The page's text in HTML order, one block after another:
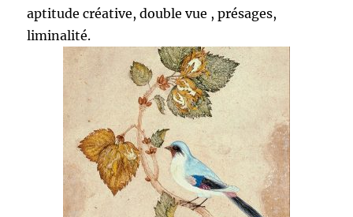
aptitude créative, double vue , présages,
liminalité.